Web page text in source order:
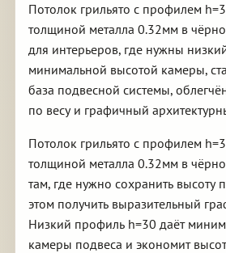
Потолок грильято с профилем
толщиной металла 0.32мм в
для интерьеров, где нужны
минимальной высотой камеры,
база подвесной системы,
по весу и графичный
Потолок грильято с профилем
толщиной металла 0.32мм в
там, где нужно сохранить
этом получить выразительный
Низкий профиль h=30 даёт
камеры подвеса и экономит